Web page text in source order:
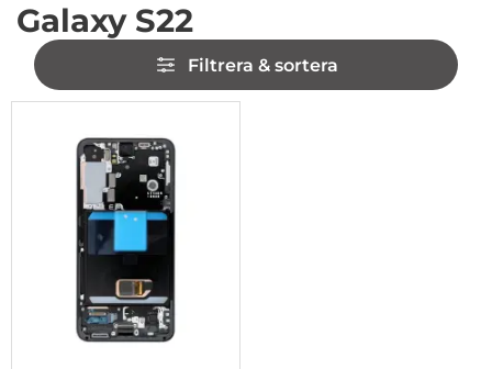
Galaxy S22
Hoppa
över
filtersektionen
Filtrera & sortera
Filtrera & sortera